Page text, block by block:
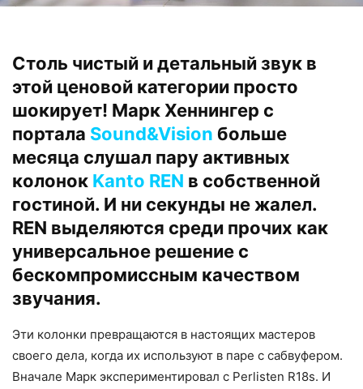
Столь чистый и детальный звук в
этой ценовой категории просто
шокирует! Марк Хеннингер с
портала Sound&Vision больше
месяца слушал пару активных
колонок Kanto REN в собственной
гостиной. И ни секунды не жалел.
REN выделяются среди прочих как
универсальное решение с
бескомпромиссным качеством
звучания.
Эти колонки превращаются в настоящих мастеров
своего дела, когда их используют в паре с сабвуфером.
Вначале Марк экспериментировал с Perlisten R18s. И